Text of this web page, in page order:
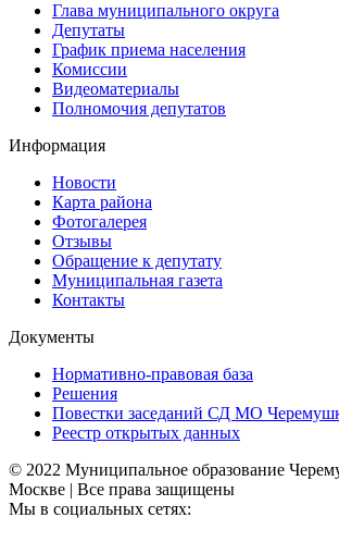
Глава муниципального округа
Депутаты
График приема населения
Комиссии
Видеоматериалы
Полномочия депутатов
Информация
Новости
Карта района
Фотогалерея
Отзывы
Обращение к депутату
Муниципальная газета
Контакты
Документы
Нормативно-правовая база
Решения
Повестки заседаний СД МО
Реестр открытых данных
© 2022 Муниципальное образование
Москве | Все права защищены
Мы в социальных сетях: